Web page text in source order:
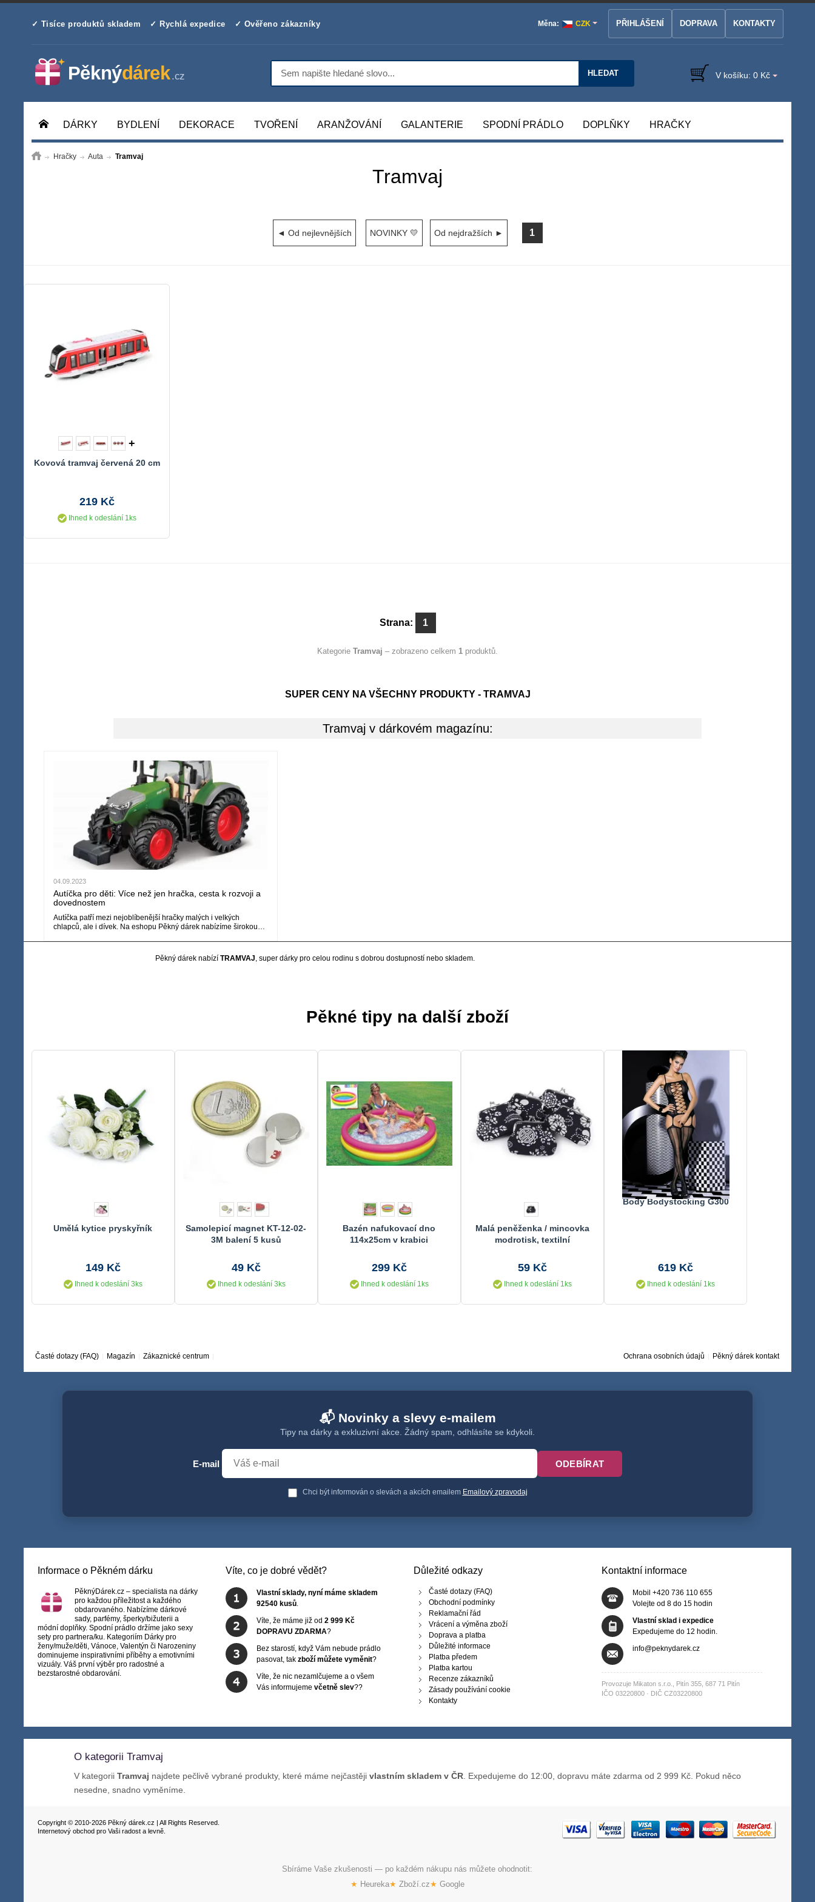
✓ Tisíce produktů skladem ✓ Rychlá expedice ✓ Ověřeno zákazníky Měna: CZK PŘIHLÁŠENÍ DOPRAVA KONTAKTY
HLEDAT V košíku: 0 Kč
DÁRKY BYDLENÍ DEKORACE TVOŘENÍ ARANŽOVÁNÍ GALANTERIE SPODNÍ PRÁDLO DOPLŇKY HRAČKY
Hračky Auta Tramvaj
Tramvaj
◄ Od nejlevnějších NOVINKY 💛 Od nejdražších ► 1
+
Kovová tramvaj červená 20 cm
219 Kč
Ihned k odeslání 1ks
Strana: 1
Kategorie Tramvaj – zobrazeno celkem 1 produktů.
SUPER CENY NA VŠECHNY PRODUKTY - TRAMVAJ
Tramvaj v dárkovém magazínu:
04.09.2023
Autíčka pro děti: Více než jen hračka, cesta k rozvoji a
dovednostem
Autíčka patří mezi nejoblíbenější hračky malých i velkých
chlapců, ale i dívek. Na eshopu Pěkný dárek nabízíme širokou…
Pěkný dárek nabízí TRAMVAJ, super dárky pro celou rodinu s dobrou dostupností nebo skladem.
Pěkné tipy na další zboží
Umělá kytice pryskyřník
149 Kč
Ihned k odeslání 3ks
Samolepicí magnet KT-12-02-
3M balení 5 kusů
49 Kč
Ihned k odeslání 3ks
Bazén nafukovací dno
114x25cm v krabici
299 Kč
Ihned k odeslání 1ks
Malá peněženka / mincovka
modrotisk, textilní
59 Kč
Ihned k odeslání 1ks
Body Bodystocking G300
619 Kč
Ihned k odeslání 1ks
Časté dotazy (FAQ) Magazín Zákaznické centrum Ochrana osobních údajů Pěkný dárek kontakt
📬 Novinky a slevy e-mailem
Tipy na dárky a exkluzivní akce. Žádný spam, odhlásíte se kdykoli.
E-mail ODEBÍRAT
Chci být informován o slevách a akcích emailem Emailový zpravodaj
Informace o Pěkném dárku
PěknýDárek.cz – specialista na dárky
pro každou příležitost a každého
obdarovaného. Nabízíme dárkové
sady, parfémy, šperky/bižuterii a
módní doplňky. Spodní prádlo držíme jako sexy
sety pro partnera/ku. Kategoriím Dárky pro
ženy/muže/děti, Vánoce, Valentýn či Narozeniny
dominujeme inspirativními příběhy a emotivními
vizuály. Váš první výběr pro radostné a
bezstarostné obdarování.
Víte, co je dobré vědět?
Vlastní sklady, nyní máme skladem
92540 kusů.
Víte, že máme již od 2 999 Kč
DOPRAVU ZDARMA?
Bez starostí, když Vám nebude prádlo
pasovat, tak zboží můžete vyměnit?
Víte, že nic nezamlčujeme a o všem
Vás informujeme včetně slev??
Důležité odkazy
Časté dotazy (FAQ)
Obchodní podmínky
Reklamační řád
Vrácení a výměna zboží
Doprava a platba
Důležité informace
Platba předem
Platba kartou
Recenze zákazníků
Zásady používání cookie
Kontakty
Kontaktní informace
Mobil +420 736 110 655
Volejte od 8 do 15 hodin
Vlastní sklad i expedice
Expedujeme do 12 hodin.
info@peknydarek.cz
Provozuje Mikaton s.r.o., Pitín 355, 687 71 Pitín
IČO 03220800 · DIČ CZ03220800
O kategorii Tramvaj
V kategorii Tramvaj najdete pečlivě vybrané produkty, které máme nejčastěji vlastním skladem v ČR. Expedujeme do 12:00, dopravu máte zdarma od 2 999 Kč. Pokud něco
nesedne, snadno vyměníme.
Copyright © 2010-2026 Pěkný dárek.cz | All Rights Reserved.
Internetový obchod pro Vaši radost a levně.
Sbíráme Vaše zkušenosti — po každém nákupu nás můžete ohodnotit:
★ Heureka★ Zboží.cz★ Google